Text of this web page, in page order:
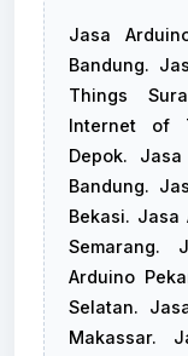
Jasa
Bandung.
Things
Internet of
Depok.
Bandung.
Bekasi. Jasa
Semarang.
Arduino
Selatan.
Makassar.